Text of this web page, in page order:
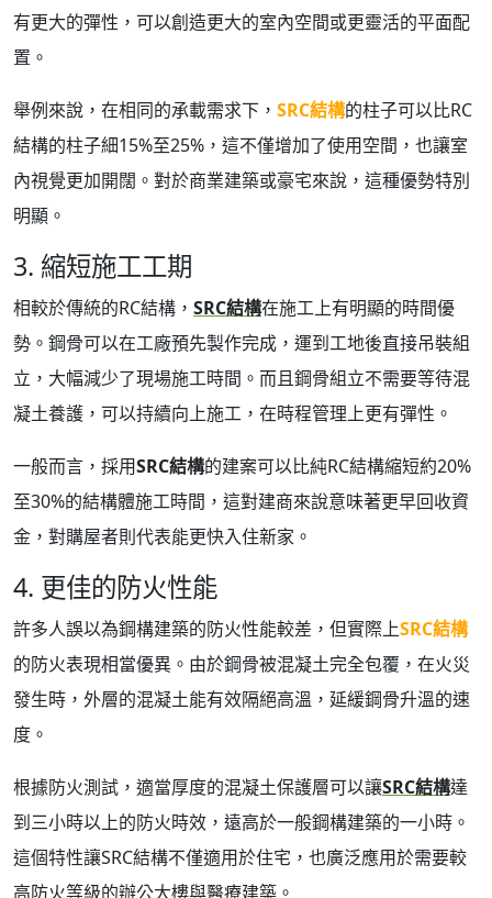
有更大的彈性，可以創造更大的室內空間或更靈活的平面配
置。
舉例來說，在相同的承載需求下， SRC結構的柱子可以比RC
結構的柱子細15%至25%，這不僅增加了使用空間，也讓室
內視覺更加開闊。對於商業建築或豪宅來說，這種優勢特別
明顯。
3. 縮短施工工期
相較於傳統的RC結構， SRC結構在施工上有明顯的時間優
勢。鋼骨可以在工廠預先製作完成，運到工地後直接吊裝組
立，大幅減少了現場施工時間。而且鋼骨組立不需要等待混
凝土養護，可以持續向上施工，在時程管理上更有彈性。
一般而言，採用SRC結構的建案可以比純RC結構縮短約20%
至30%的結構體施工時間，這對建商來說意味著更早回收資
金，對購屋者則代表能更快入住新家。
4. 更佳的防火性能
許多人誤以為鋼構建築的防火性能較差，但實際上SRC結構
的防火表現相當優異。由於鋼骨被混凝土完全包覆，在火災
發生時，外層的混凝土能有效隔絕高溫，延緩鋼骨升溫的速
度。
根據防火測試，適當厚度的混凝土保護層可以讓SRC結構達
到三小時以上的防火時效，遠高於一般鋼構建築的一小時。
這個特性讓SRC結構不僅適用於住宅，也廣泛應用於需要較
高防火等級的辦公大樓與醫療建築。